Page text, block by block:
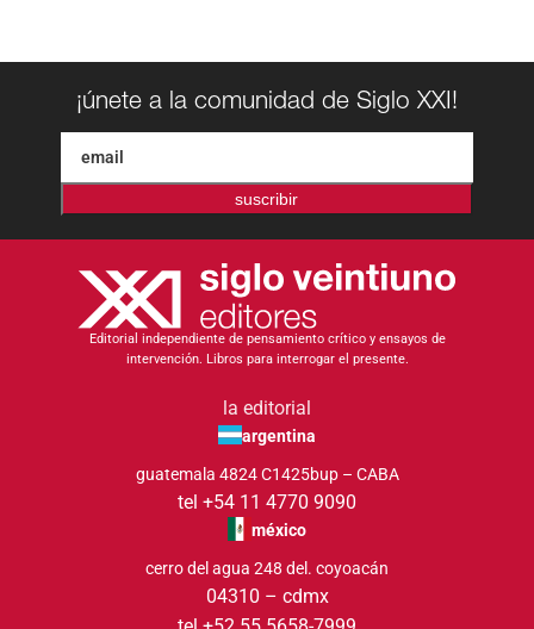
¡únete a la comunidad de Siglo XXI!
suscribir
Editorial independiente de pensamiento crítico y ensayos de
intervención. Libros para interrogar el presente.
la editorial
argentina
guatemala 4824 C1425bup – CABA
tel +54 11 4770 9090
méxico
cerro del agua 248 del. coyoacán
04310 – cdmx